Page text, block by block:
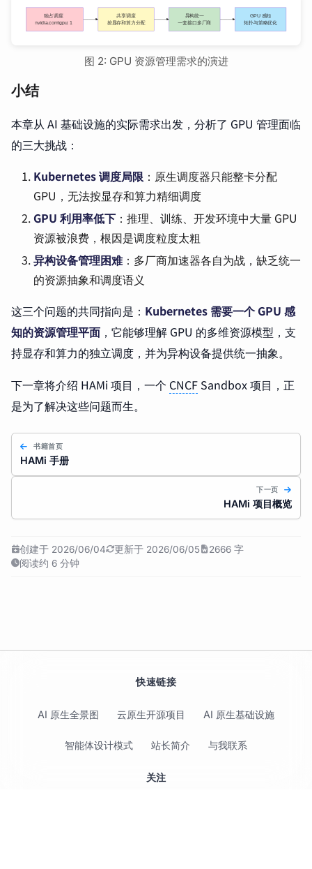
图 2: GPU 资源管理需求的演进
小结
本章从 AI 基础设施的实际需求出发，分析了 GPU 管理面临
的三大挑战：
Kubernetes 调度局限 ：原生调度器只能整卡分配
GPU，无法按显存和算力精细调度
GPU 利用率低下 ：推理、训练、开发环境中大量 GPU
资源被浪费，根因是调度粒度太粗
异构设备管理困难：多厂商加速器各自为战，缺乏统一
的资源抽象和调度语义
这三个问题的共同指向是： Kubernetes 需要一个 GPU 感
知的资源管理平面 ，它能够理解 GPU 的多维资源模型，支
持显存和算力的独立调度，并为异构设备提供统一抽象。
下一章将介绍 HAMi 项目，一个 CNCF Sandbox 项目，正
是为了解决这些问题而生。
书籍首页
HAMi 手册
下一页
HAMi 项目概览
创建于 2026/06/04 更新于 2026/06/05
2666 字
阅读约 6 分钟
快速链接
AI 原生全景图 云原生开源项目 AI 原生基础设施
智能体设计模式 站长简介 与我联系
关注